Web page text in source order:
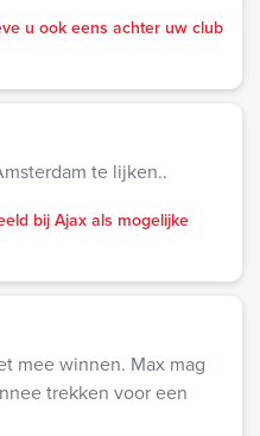
u ook eens achter uw club
te lijken..
bij Ajax als mogelijke
mee winnen. Max mag
trekken voor een